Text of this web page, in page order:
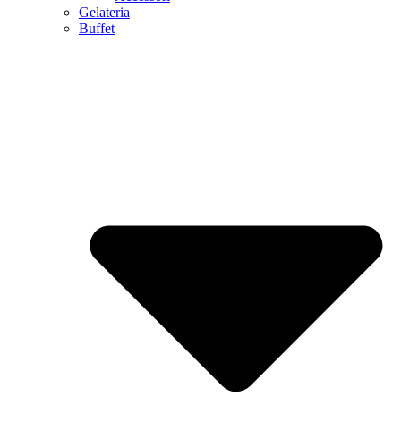
Gelateria
Buffet